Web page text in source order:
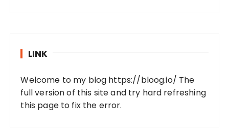
LINK
Welcome to my blog https://bloog.io/ The
full version of this site and try hard refreshing
this page to fix the error.